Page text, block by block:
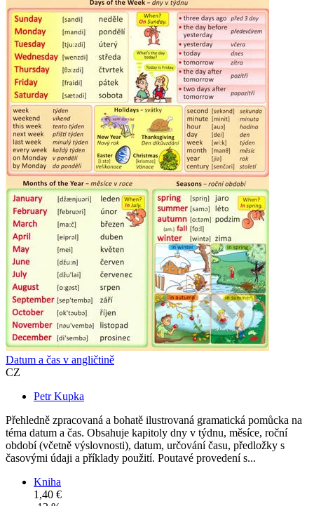
Datum a čas v angličtině
CZ
Petr Kupka
Přehledně zpracovaná a bohatě ilustrovaná gramatická pomůcka na
téma datum a čas. Obsahuje kapitoly dny v týdnu, měsíce, roční
období (včetně výslovnosti), datum, určování času, předložky s
časovými údaji a příklady použití. Poutavé provedení s...
Kniha
1,40 €